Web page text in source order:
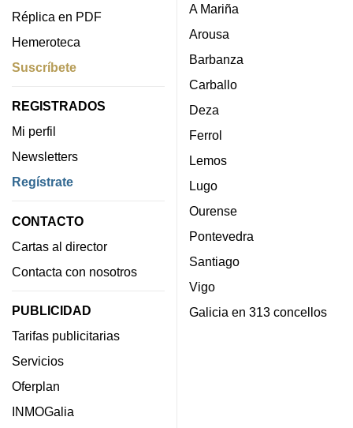
Réplica en PDF
Hemeroteca
Suscríbete
REGISTRADOS
Mi perfil
Newsletters
Regístrate
CONTACTO
Cartas al director
Contacta con nosotros
PUBLICIDAD
Tarifas publicitarias
Servicios
Oferplan
INMOGalia
A Mariña
Arousa
Barbanza
Carballo
Deza
Ferrol
Lemos
Lugo
Ourense
Pontevedra
Santiago
Vigo
Galicia en 313 concellos